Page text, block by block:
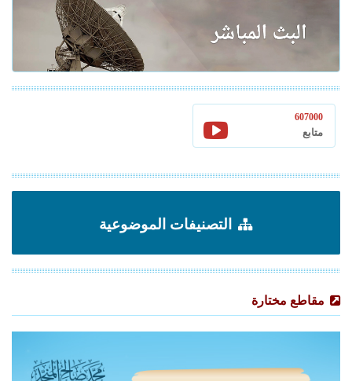
607000
متابع
التصنيفات الموضوعية
مقاطع مختارة